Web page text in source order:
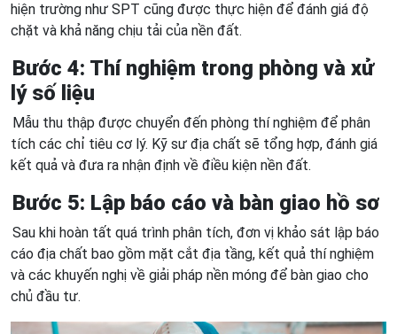
hiện trường như SPT cũng được thực hiện để đánh giá độ
chặt và khả năng chịu tải của nền đất.
Bước 4: Thí nghiệm trong phòng và xử
lý số liệu
Mẫu thu thập được chuyển đến phòng thí nghiệm để phân
tích các chỉ tiêu cơ lý. Kỹ sư địa chất sẽ tổng hợp, đánh giá
kết quả và đưa ra nhận định về điều kiện nền đất.
Bước 5: Lập báo cáo và bàn giao hồ sơ
Sau khi hoàn tất quá trình phân tích, đơn vị khảo sát lập báo
cáo địa chất bao gồm mặt cắt địa tầng, kết quả thí nghiệm
và các khuyến nghị về giải pháp nền móng để bàn giao cho
chủ đầu tư.